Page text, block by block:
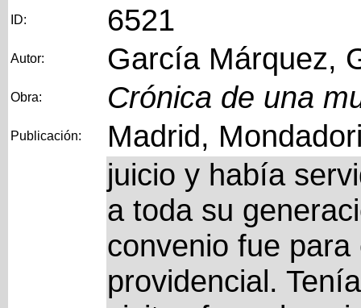
ID: 6521
Autor: García Márquez,
Obra: Crónica de una
Publicación: Madrid,
juicio y había
a toda su
convenio fue
providencial.